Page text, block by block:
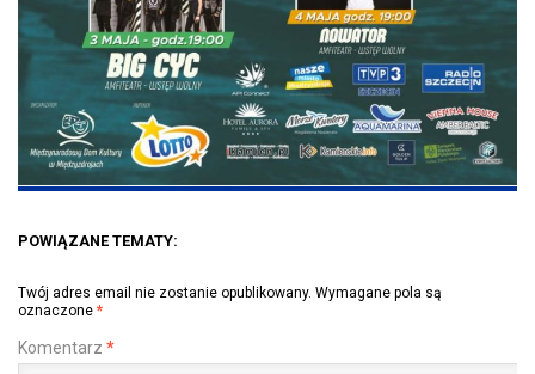
POWIĄZANE TEMATY:
Twój adres email nie zostanie opublikowany. Wymagane pola są
oznaczone *
Komentarz *